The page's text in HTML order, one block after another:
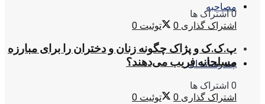
مصاحبه
چندرسانه ای
0 اشتراک ها
اشتراک گذاری 0 توئیت 0
پ.ک.ک و پژاک چگونه زنان و دختران را برای مبارزه
مسلحانه فریب می‌دهند؟
0 اشتراک ها
اشتراک گذاری 0 توئیت 0